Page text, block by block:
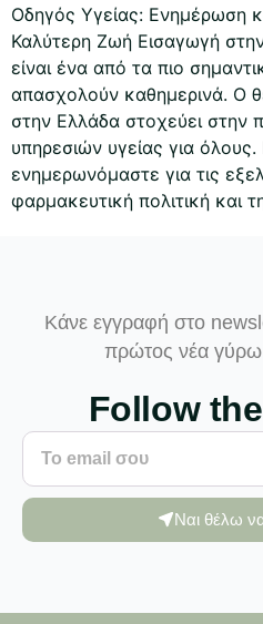
Οδηγός Υγείας: Ενημέρωση
Καλύτερη Ζωή Εισαγωγή
είναι ένα από τα πιο
απασχολούν καθημερινά. Ο
στην Ελλάδα στοχεύει στην
υπηρεσιών υγείας για όλους.
ενημερωνόμαστε για τις
φαρμακευτική πολιτική και
Κάνε εγγραφή στο
πρώτος νέα γύρω
Follow
Ναι θέλω